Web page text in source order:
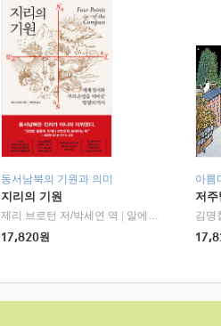
동서남북의 기원과 의미
지리의 기원
제리 브로턴 저/박세연 역
알에이치코리아(RHK)
17,820원
아름
저
김명